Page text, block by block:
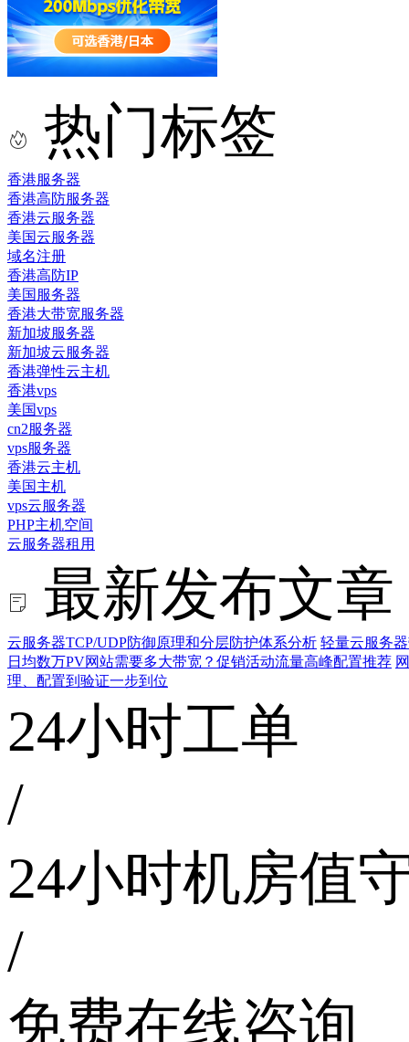
热门标签
香港服务器
香港高防服务器
香港云服务器
美国云服务器
域名注册
香港高防IP
美国服务器
香港大带宽服务器
新加坡服务器
新加坡云服务器
香港弹性云主机
香港vps
美国vps
cn2服务器
vps服务器
香港云主机
美国主机
vps云服务器
PHP主机空间
云服务器租用
最新发布文章
云服务器TCP/UDP防御原理和分层防护体系分析 轻量云服务
日均数万PV网站需要多大带宽？促销活动流量高峰配置推荐
理、配置到验证一步到位
24小时工单
/
24小时机房值
/
免费在线咨询